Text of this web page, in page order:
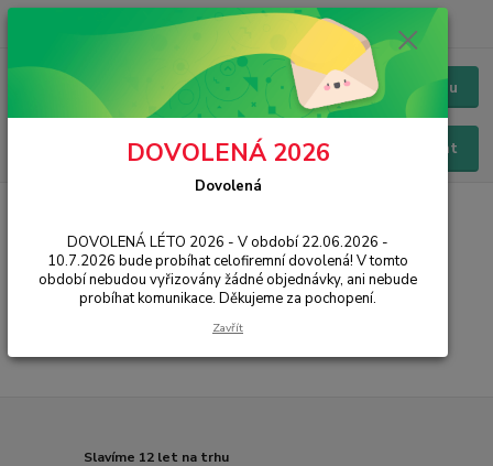
Menu
Hledat
Chat / Online podpora - 24/7
Ascend P8
Slavíme 12 let na trhu
DOVOLENÁ 2026
Dovolená
DOVOLENÁ LÉTO 2026 - V období 22.06.2026 -
10.7.2026 bude probíhat celofiremní dovolená! V tomto
období nebudou vyřizovány žádné objednávky, ani nebude
probíhat komunikace. Děkujeme za pochopení.
Zavřít